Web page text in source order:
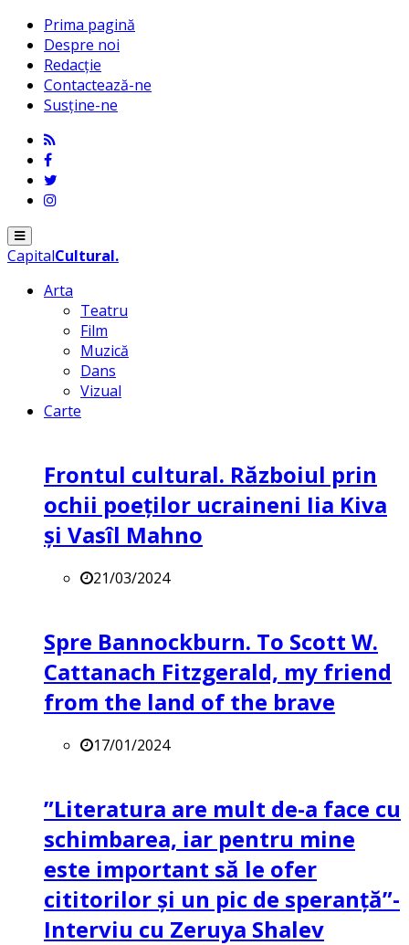
Prima pagină
Despre noi
Redacție
Contactează-ne
Susține-ne
Menu
CapitalCultural.
Arta
Teatru
Film
Muzică
Dans
Vizual
Carte
Frontul cultural. Războiul prin
ochii poeților ucraineni Iia Kiva
și Vasîl Mahno
21/03/2024
Spre Bannockburn. To Scott W.
Cattanach Fitzgerald, my friend
from the land of the brave
17/01/2024
”Literatura are mult de-a face cu
schimbarea, iar pentru mine
este important să le ofer
cititorilor și un pic de speranță”-
Interviu cu Zeruya Shalev